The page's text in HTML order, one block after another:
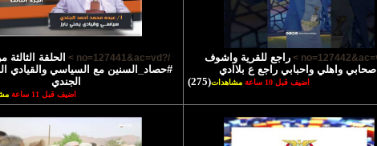
راجع للقرية واشوف
اصحابي واهلي واحبابي راجع ع بلاادي
اضيف قبل 10 ساعة مشاهدات(275)
/?no=127441&ac=vd >
الحلقة الثالثة
#حصاد_السنين مع السياسي والقيادي
الجندي
اضيف قبل 11 ساعة